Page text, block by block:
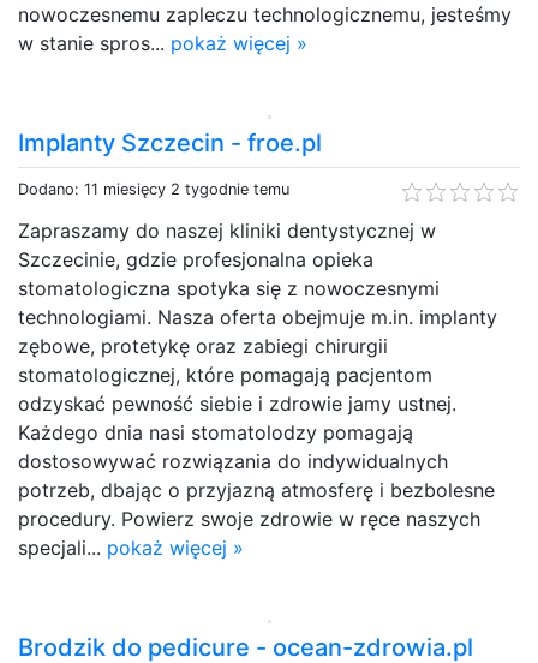
nowoczesnemu zapleczu technologicznemu, jesteśmy
w stanie spros... pokaż więcej »
Implanty Szczecin - froe.pl
Dodano: 11 miesięcy 2 tygodnie temu
Zapraszamy do naszej kliniki dentystycznej w
Szczecinie, gdzie profesjonalna opieka
stomatologiczna spotyka się z nowoczesnymi
technologiami. Nasza oferta obejmuje m.in. implanty
zębowe, protetykę oraz zabiegi chirurgii
stomatologicznej, które pomagają pacjentom
odzyskać pewność siebie i zdrowie jamy ustnej.
Każdego dnia nasi stomatolodzy pomagają
dostosowywać rozwiązania do indywidualnych
potrzeb, dbając o przyjazną atmosferę i bezbolesne
procedury. Powierz swoje zdrowie w ręce naszych
specjali... pokaż więcej »
Brodzik do pedicure - ocean-zdrowia.pl